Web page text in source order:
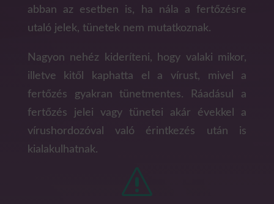
abban az esetben is, ha nála a fertőzésre
utaló jelek, tünetek nem mutatkoznak.
Nagyon nehéz kideríteni, hogy valaki mikor,
illetve kitől kaphatta el a vírust, mivel a
fertőzés gyakran tünetmentes. Ráadásul a
fertőzés jelei vagy tünetei akár évekkel a
vírushordozóval való érintkezés után is
kialakulhatnak.
s